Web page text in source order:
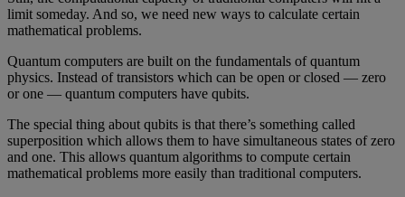
limit someday. And so, we need new ways to calculate certain
mathematical problems.
Quantum computers are built on the fundamentals of quantum
physics. Instead of transistors which can be open or closed — zero
or one — quantum computers have qubits.
The special thing about qubits is that there’s something called
superposition which allows them to have simultaneous states of zero
and one. This allows quantum algorithms to compute certain
mathematical problems more easily than traditional computers.